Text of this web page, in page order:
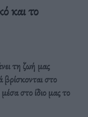
και το
τη ζωή μας
στο
στο ίδιο μας το